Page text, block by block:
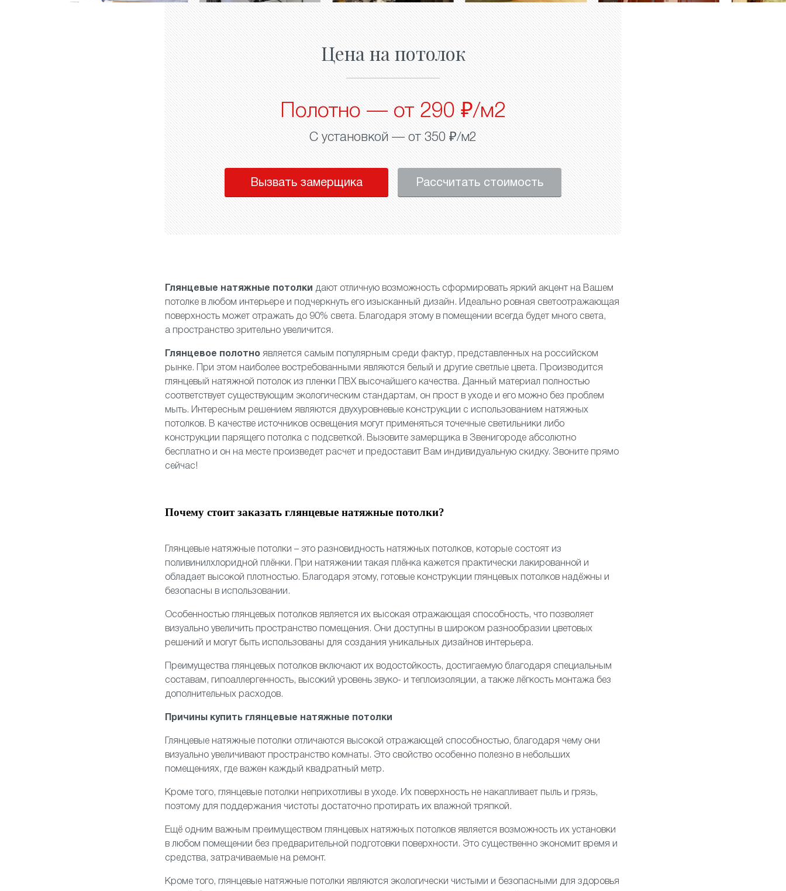
Цена на потолок
Полотно — от 290 ₽/м2
С установкой — от 350 ₽/м2
Вызвать замерщика Рассчитать стоимость
Глянцевые натяжные потолки дают отличную возможность сформировать яркий акцент на Вашем
потолке в любом интерьере и подчеркнуть его изысканный дизайн. Идеально ровная светоотражающая
поверхность может отражать до 90% света. Благодаря этому в помещении всегда будет много света,
а пространство зрительно увеличится.
Глянцевое полотно является самым популярным среди фактур, представленных на российском
рынке. При этом наиболее востребованными являются белый и другие светлые цвета. Производится
глянцевый натяжной потолок из пленки ПВХ высочайшего качества. Данный материал полностью
соответствует существующим экологическим стандартам, он прост в уходе и его можно без проблем
мыть. Интересным решением являются двухуровневые конструкции с использованием натяжных
потолков. В качестве источников освещения могут применятьсяточечные светильники либо
конструкции парящего потолка с подсветкой. Вызовите замерщика в Звенигороде абсолютно
бесплатно и он на месте произведет расчет и предоставит Вам индивидуальную скидку. Звоните прямо
сейчас!
Почему стоит заказать глянцевые натяжные потолки?
Глянцевые натяжные потолки – это разновидность натяжных потолков, которые состоят из
поливинилхлоридной плёнки. При натяжении такая плёнка кажется практически лакированной и
обладает высокой плотностью. Благодаря этому, готовые конструкции глянцевых потолков надёжны и
безопасны в использовании.
Особенностью глянцевых потолков является их высокая отражающая способность, что позволяет
визуально увеличить пространство помещения. Они доступны в широком разнообразии цветовых
решений и могут быть использованы для создания уникальных дизайнов интерьера.
Преимущества глянцевых потолков включают их водостойкость, достигаемую благодаря специальным
составам, гипоаллергенность, высокий уровень звуко- и теплоизоляции, а также лёгкость монтажа без
дополнительных расходов.
Причины купить глянцевые натяжные потолки
Глянцевые натяжные потолки отличаются высокой отражающей способностью, благодаря чему они
визуально увеличивают пространство комнаты. Это свойство особенно полезно в небольших
помещениях, где важен каждый квадратный метр.
Кроме того, глянцевые потолки неприхотливы в уходе. Их поверхность не накапливает пыль и грязь,
поэтому для поддержания чистоты достаточно протирать их влажной тряпкой.
Ещё одним важным преимуществом глянцевых натяжных потолков является возможность их установки
в любом помещении без предварительной подготовки поверхности. Это существенно экономит время и
средства, затрачиваемые на ремонт.
Кроме того, глянцевые натяжные потолки являются экологически чистыми и безопасными для здоровья